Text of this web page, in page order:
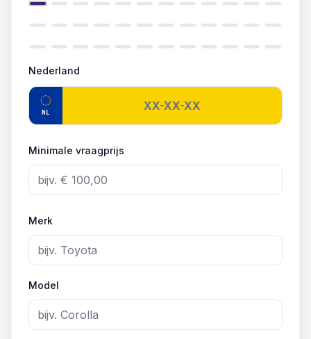
Nederland
NL
Minimale vraagprijs
Merk
Model